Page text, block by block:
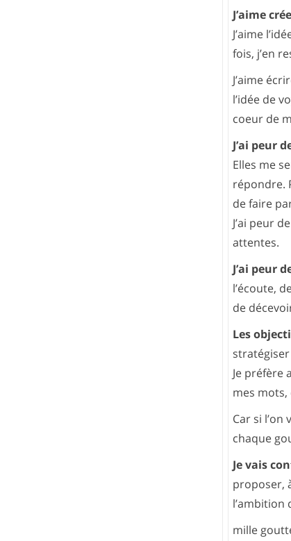
J’aime
J’aime
fois, j’en
J’aime
l’idée de
coeur de
J’ai peur
Elles me
répondre.
de faire
J’ai peur
attentes.
J’ai peur
l’écoute,
de
Les
Je préfère
mes mots,
Car si
chaque
Je vais
proposer,
l’ambition
mille